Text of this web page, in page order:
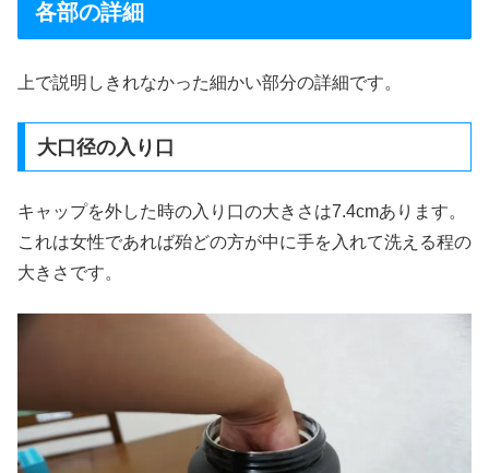
各部の詳細
上で説明しきれなかった細かい部分の詳細です。
大口径の入り口
キャップを外した時の入り口の大きさは7.4cmあります。
これは女性であれば殆どの方が中に手を入れて洗える程の
大きさです。